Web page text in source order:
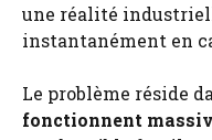
une réalité
instantanément en
Le problème réside
fonctionnent